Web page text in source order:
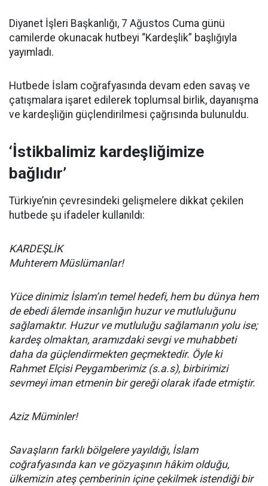
Diyanet İşleri Başkanlığı, 7 Ağustos Cuma günü
camilerde okunacak hutbeyi “Kardeşlik” başlığıyla
yayımladı.
Hutbede İslam coğrafyasında devam eden savaş ve
çatışmalara işaret edilerek toplumsal birlik, dayanışma
ve kardeşliğin güçlendirilmesi çağrısında bulunuldu.
‘İstikbalimiz kardeşliğimize
bağlıdır’
Türkiye’nin çevresindeki gelişmelere dikkat çekilen
hutbede şu ifadeler kullanıldı:
KARDEŞLİK
Muhterem Müslümanlar!
Yüce dinimiz İslam’ın temel hedefi, hem bu dünya hem
de ebedi âlemde insanlığın huzur ve mutluluğunu
sağlamaktır. Huzur ve mutluluğu sağlamanın yolu ise;
kardeş olmaktan, aramızdaki sevgi ve muhabbeti
daha da güçlendirmekten geçmektedir. Öyle ki
Rahmet Elçisi Peygamberimiz (s.a.s), birbirimizi
sevmeyi iman etmenin bir gereği olarak ifade etmiştir.
Aziz Müminler!
Savaşların farklı bölgelere yayıldığı, İslam
coğrafyasında kan ve gözyaşının hâkim olduğu,
ülkemizin ateş çemberinin içine çekilmek istendiği bir